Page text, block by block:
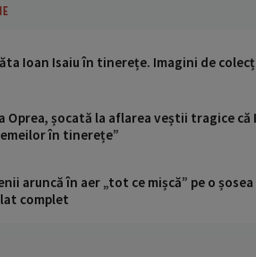
Ioan Isaiu în tinerețe. Imagini de
Oprea, șocată la aflarea veștii tragice
în tinerețe”
aruncă în aer „tot ce mișcă” pe o
complet